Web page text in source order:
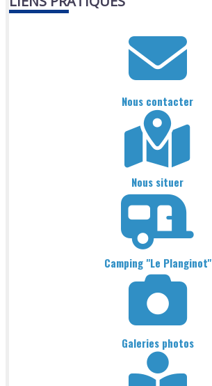
Nous contacter
Nous situer
Camping "Le Planginot"
Galeries photos